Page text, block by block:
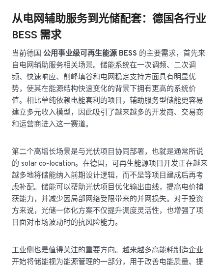
从电网辅助服务到光储配套：德国各行业
BESS 需求
当前德国 公用事业级可再生能源 BESS 的主要需求，首先来
自电网辅助服务相关场景。储能系统在一次调频、二次调
频、快速响应、削峰填谷和电网稳定支持方面具有明显优
势，使其在能源结构快速变化的背景下拥有更高的系统价
值。相比单纯依赖电能套利的项目，辅助服务型储能更容易
建立多元收入模型，因此吸引了越来越多的开发商、交易商
和运营商进入这一赛道。
第二个高增长场景是与光伏项目协同部署，也就是通常所说
的 solar co-location。在德国，可再生能源项目开发正在越来
越多地将储能纳入前期设计逻辑，而不是等项目建成后再考
虑补配。储能可以帮助光伏项目优化输出曲线，提高电价捕
获能力，并减少因局部网络受限带来的并网损失。对于投资
方来说，光储一体化方案不仅提升调度灵活性，也增强了项
目面对市场波动时的抗风险能力。
工业侧也是值得关注的重要方向。越来越多高能耗制造企业
开始将储能视为能源管理的一部分，用于改善电能质量、提